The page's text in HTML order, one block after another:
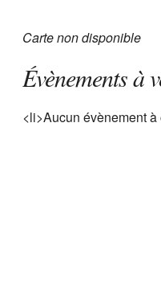
Carte non disponible
Évènements à
<li>Aucun évènement